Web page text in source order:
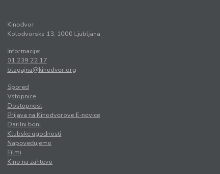
Kinodvor
Kolodvorska 13, 1000 Ljubljana
Informacije:
01 239 22 17
blagajna@kinodvor.org
Spored
Vstopnice
Dostopnost
Prijava na Kinodvorove E-novice
Darilni boni
Klubske ugodnosti
Napovedujemo
Filmi
Kino na zahtevo